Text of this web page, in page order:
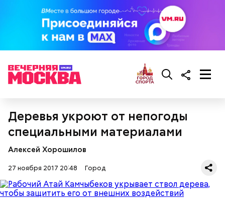
Деревья укроют от непогоды
специальными материалами
Алексей Хорошилов
27 ноября 2017 20:48 Город